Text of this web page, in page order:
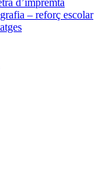
d’impremta
– reforç escolar